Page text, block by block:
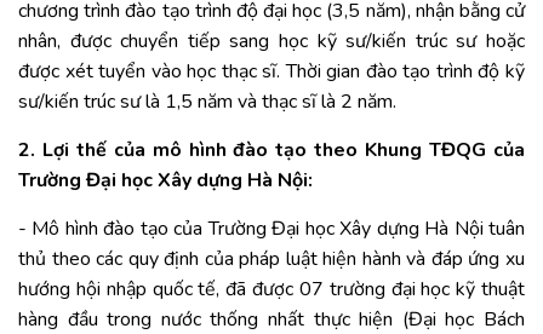
chương trình đào tạo trình độ đại học (3,5 năm), nhận bằng cử
nhân, được chuyển tiếp sang học kỹ sư/kiến trúc sư hoặc
được xét tuyển vào học thạc sĩ. Thời gian đào tạo trình độ kỹ
sư/kiến trúc sư là 1,5 năm và thạc sĩ là 2 năm.
2. Lợi thế của mô hình đào tạo theo Khung TĐQG của
Trường Đại học Xây dựng Hà Nội:
- Mô hình đào tạo của Trường Đại học Xây dựng Hà Nội tuân
thủ theo các quy định của pháp luật hiện hành và đáp ứng xu
hướng hội nhập quốc tế, đã được 07 trường đại học kỹ thuật
hàng đầu trong nước thống nhất thực hiện (Đại học Bách